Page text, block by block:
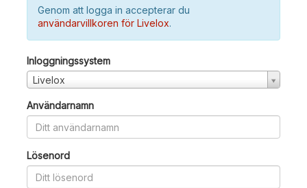
Genom att logga in accepterar du
användarvillkoren för Livelox.
Inloggningssystem
Livelox
Användarnamn
Lösenord